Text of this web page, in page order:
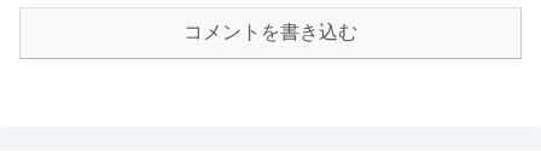
コメントを書き込む